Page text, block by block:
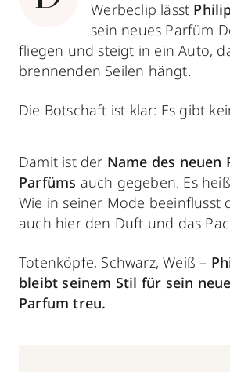
Werbeclip lässt
sein neues Parfüm
fliegen und steigt in ein Auto,
brennenden Seilen hängt.
Die Botschaft ist klar: Es gibt
Damit ist der Name des neuen
Parfüms auch gegeben. Es
Wie in seiner Mode beeinflusst
auch hier den Duft und das
Totenköpfe, Schwarz, Weiß –
bleibt seinem Stil für sein
Parfum treu.